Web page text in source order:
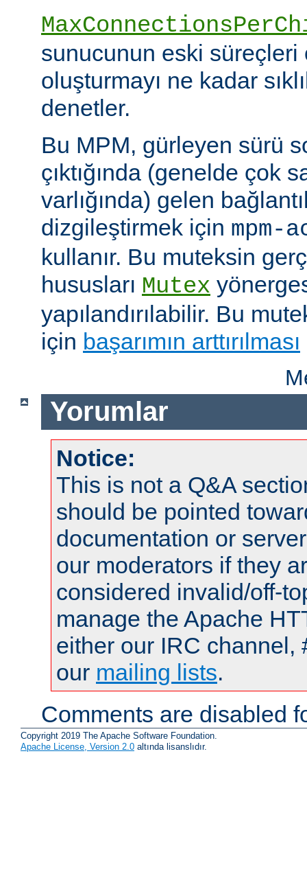
sunucunun eski
oluşturmayı ne kadar
denetler.
Bu MPM, gürleyen sürü
çıktığında (genelde çok
varlığında) gelen
dizgileştirmek için mpm-
kullanır. Bu muteksin
hususları Mutex
yapılandırılabilir. Bu
için başarımın arttırılması
Yorumlar
Notice:
This is not a Q&A
should be pointed
documentation or
our moderators if they
considered invalid/off-
manage the Apache
either our IRC channel,
our mailing lists.
Comments are disabled
Copyright 2019 The Apache Software Foundation.
Apache License, Version 2.0 altında lisanslıdır.